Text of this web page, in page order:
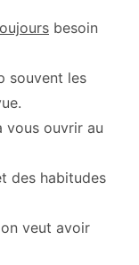
besoin
souvent les
vous ouvrir au
des habitudes
veut avoir